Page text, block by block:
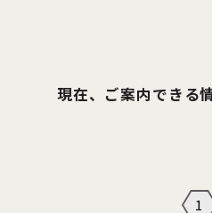
現在、ご案内できる
1